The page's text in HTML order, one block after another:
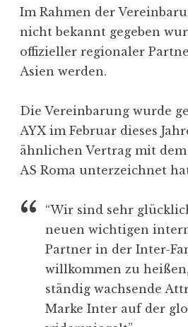
Im Rahmen der
nicht bekannt gegeben
offizieller regionaler
Asien werden.
Die Vereinbarung wurde
AYX im Februar dieses
ähnlichen Vertrag mit
AS Roma unterzeichnet
“Wir sind sehr
neuen wichtigen
Partner in der Inter-
willkommen zu
ständig wachsende
Marke Inter auf der